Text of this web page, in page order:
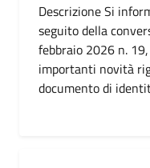
Descrizione Si
seguito della
febbraio 2026 n.
importanti novità
documento di